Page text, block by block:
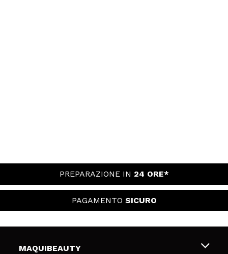
PREPARAZIONE IN 24 ORE*
PAGAMENTO SICURO
MAQUIBEAUTY